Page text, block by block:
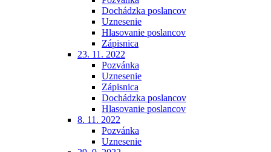
Dochádzka poslancov
Uznesenie
Hlasovanie poslancov
Zápisnica
23. 11. 2022
Pozvánka
Uznesenie
Zápisnica
Dochádzka poslancov
Hlasovanie poslancov
8. 11. 2022
Pozvánka
Uznesenie